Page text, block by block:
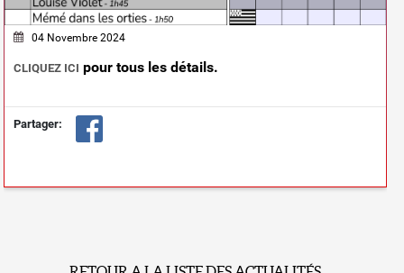
04 Novembre 2024
CLIQUEZ ICI pour tous les détails.
Partager: